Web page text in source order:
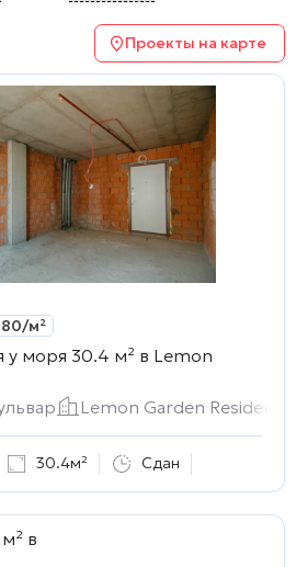
Проекты на карте
/м²
у моря 30.4 м² в Lemon
Lemon Garden Residence
30.4м² Сдан